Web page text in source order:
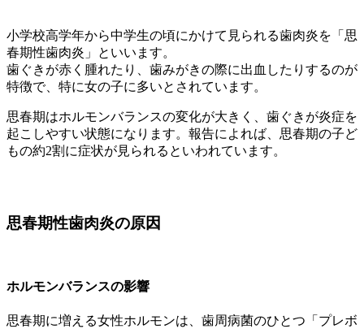
小学校高学年から中学生の頃にかけて見られる歯肉炎を「思
春期性歯肉炎」といいます。
歯ぐきが赤く腫れたり、歯みがきの際に出血したりするのが
特徴で、特に女の子に多いとされています。
思春期はホルモンバランスの変化が大きく、歯ぐきが炎症を
起こしやすい状態になります。報告によれば、思春期の子ど
もの約2割に症状が見られるといわれています。
思春期性歯肉炎の原因
ホルモンバランスの影響
思春期に増える女性ホルモンは、歯周病菌のひとつ「プレボ